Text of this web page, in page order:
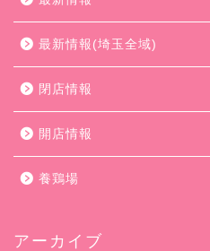
最新情報(埼玉全域)
閉店情報
開店情報
養鶏場
アーカイブ